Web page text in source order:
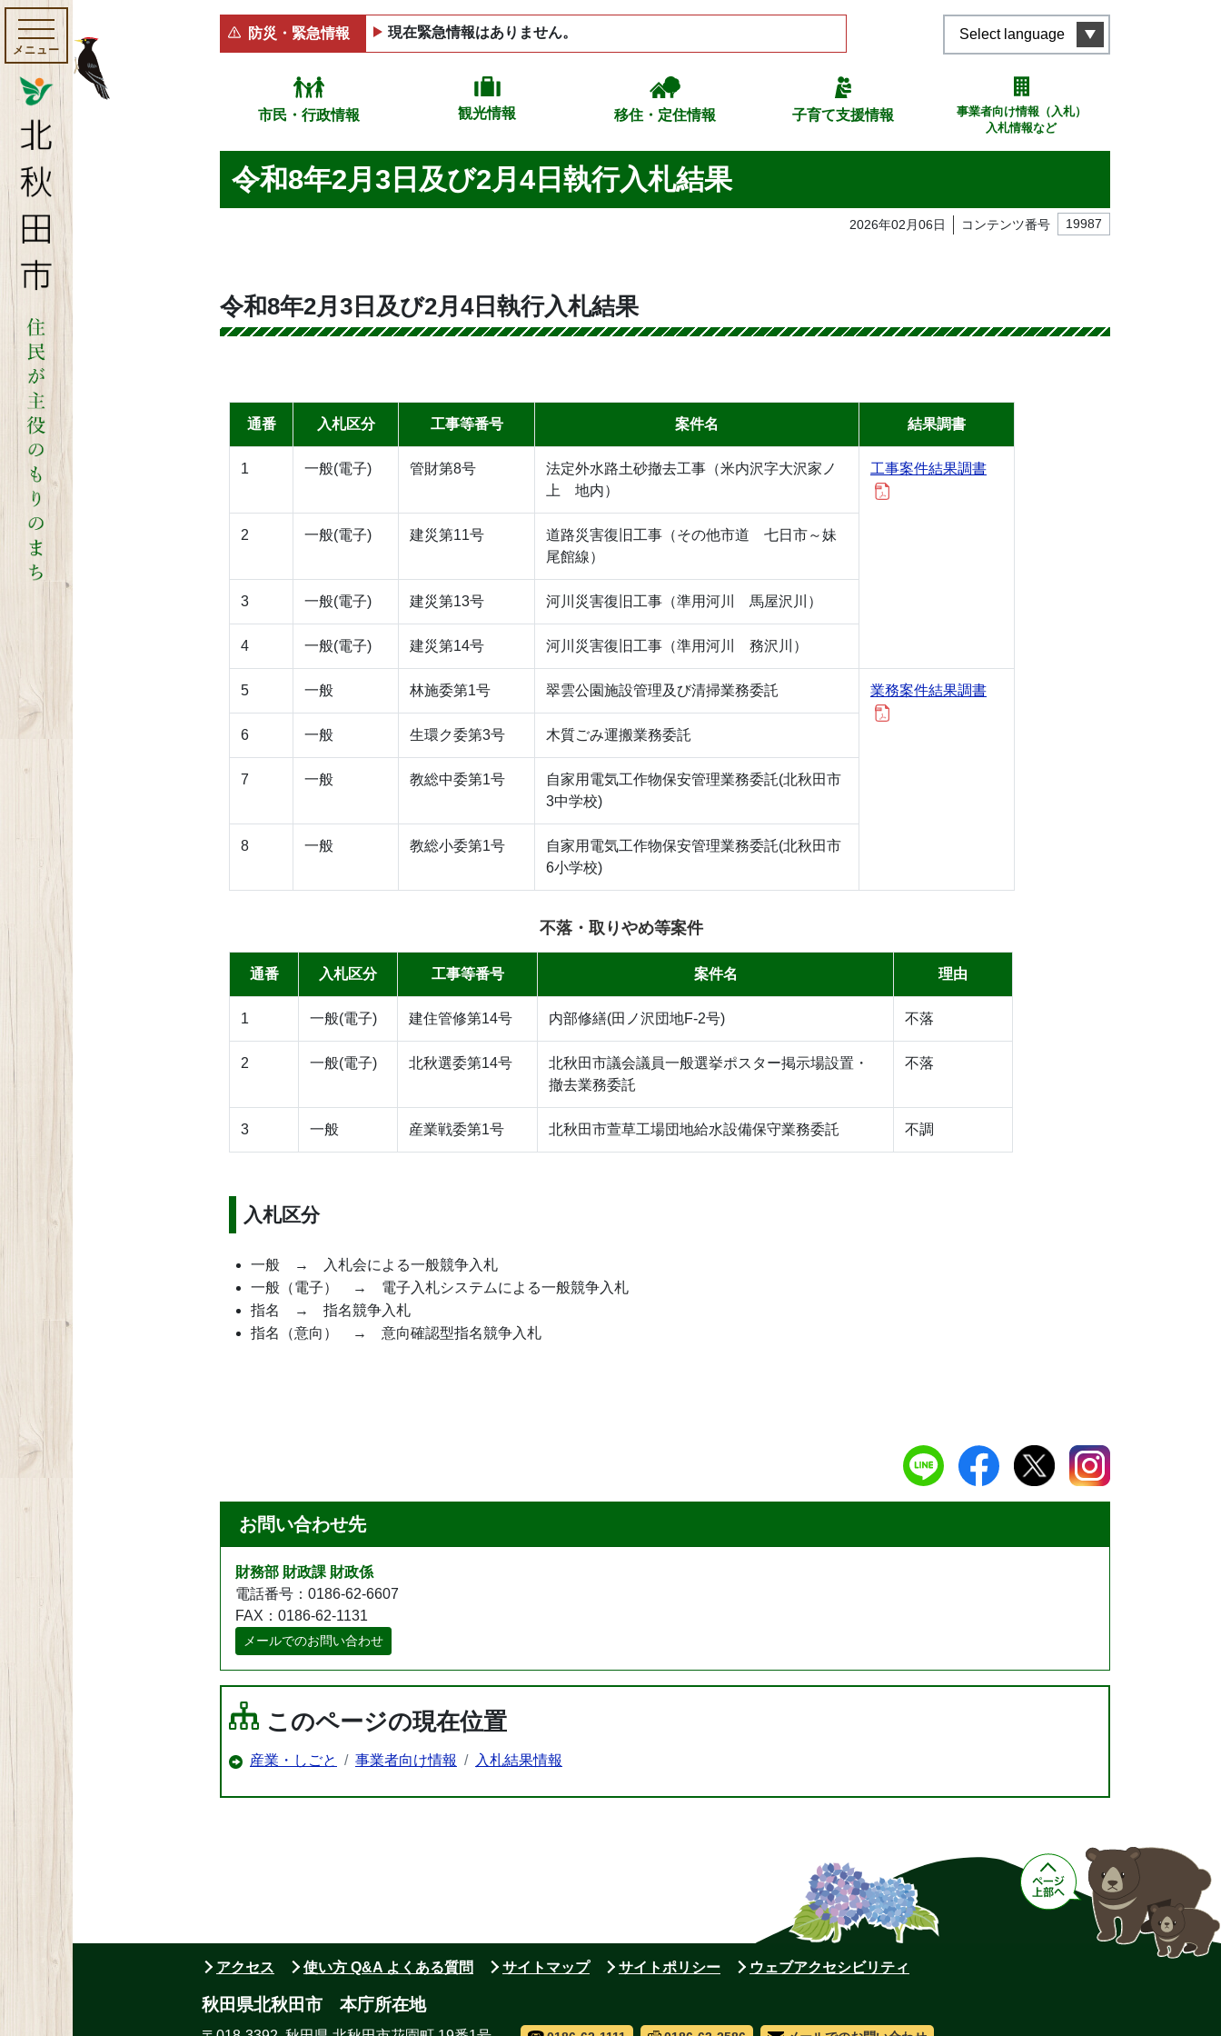
メニュー
防災・緊急情報 現在緊急情報はありません。 Select language
市民・行政情報 観光情報 移住・定住情報 子育て支援情報
事業者向け情報（入札）
入札情報など
令和8年2月3日及び2月4日執行入札結果
2026年02月06日 コンテンツ番号 19987
令和8年2月3日及び2月4日執行入札結果
通番 入札区分 工事等番号 案件名 結果調書
1 一般(電子) 管財第8号
法定外水路土砂撤去工事（米内沢字大沢家ノ
上 地内）
工事案件結果調書
2 一般(電子) 建災第11号
道路災害復旧工事（その他市道 七日市～妹
尾館線）
3 一般(電子) 建災第13号 河川災害復旧工事（準用河川 馬屋沢川）
4 一般(電子) 建災第14号 河川災害復旧工事（準用河川 務沢川）
5 一般 林施委第1号 翠雲公園施設管理及び清掃業務委託 業務案件結果調書
6 一般 生環ク委第3号 木質ごみ運搬業務委託
7 一般 教総中委第1号
自家用電気工作物保安管理業務委託(北秋田市
3中学校)
8 一般 教総小委第1号
自家用電気工作物保安管理業務委託(北秋田市
6小学校)
不落・取りやめ等案件
通番 入札区分 工事等番号 案件名 理由
1 一般(電子) 建住管修第14号 内部修繕(田ノ沢団地F-2号) 不落
2 一般(電子) 北秋選委第14号
北秋田市議会議員一般選挙ポスター掲示場設置・
撤去業務委託
不落
3 一般 産業戦委第1号 北秋田市萱草工場団地給水設備保守業務委託 不調
入札区分
一般 → 入札会による一般競争入札
一般（電子） → 電子入札システムによる一般競争入札
指名 → 指名競争入札
指名（意向） → 意向確認型指名競争入札
お問い合わせ先
財務部 財政課 財政係
電話番号：0186-62-6607
FAX：0186-62-1131
メールでのお問い合わせ
このページの現在位置
産業・しごと 事業者向け情報 入札結果情報
アクセス 使い方 Q&A よくある質問 サイトマップ サイトポリシー ウェブアクセシビリティ
秋田県北秋田市 本庁所在地